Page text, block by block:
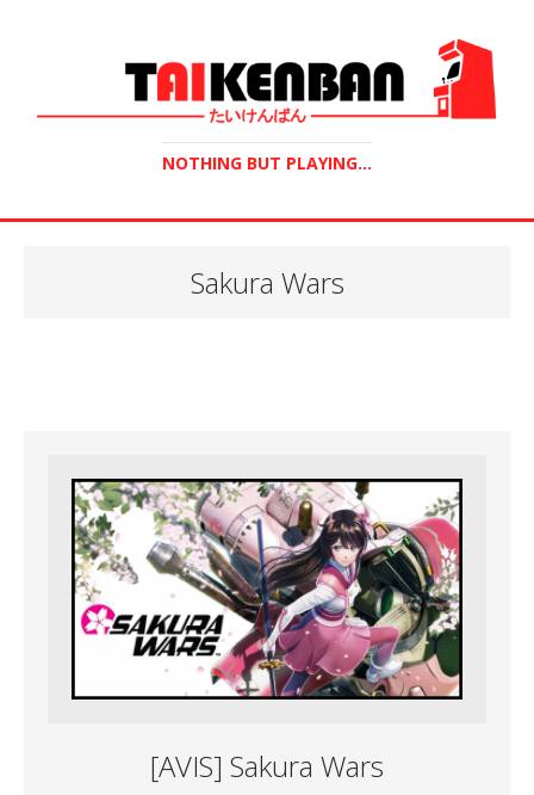
NOTHING BUT PLAYING...
Sakura Wars
[AVIS] Sakura Wars